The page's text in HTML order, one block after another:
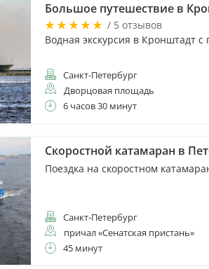
Большое путешествие в
/ 5 отзывов
Водная экскурсия в Кронштадт
Санкт-Петербург
Дворцовая площадь
6 часов 30 минут
Скоростной катамаран в
Поездка на скоростном
Санкт-Петербург
причал «Сенатская пристань»
45 минут